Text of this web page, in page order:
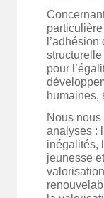
pour
humaines,
Nous
analyses :
inégalités,
jeunesse